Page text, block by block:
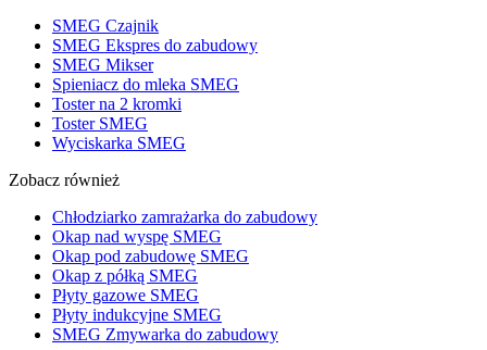
SMEG Czajnik
SMEG Ekspres do zabudowy
SMEG Mikser
Spieniacz do mleka SMEG
Toster na 2 kromki
Toster SMEG
Wyciskarka SMEG
Zobacz również
Chłodziarko zamrażarka do zabudowy
Okap nad wyspę SMEG
Okap pod zabudowę SMEG
Okap z półką SMEG
Płyty gazowe SMEG
Płyty indukcyjne SMEG
SMEG Zmywarka do zabudowy